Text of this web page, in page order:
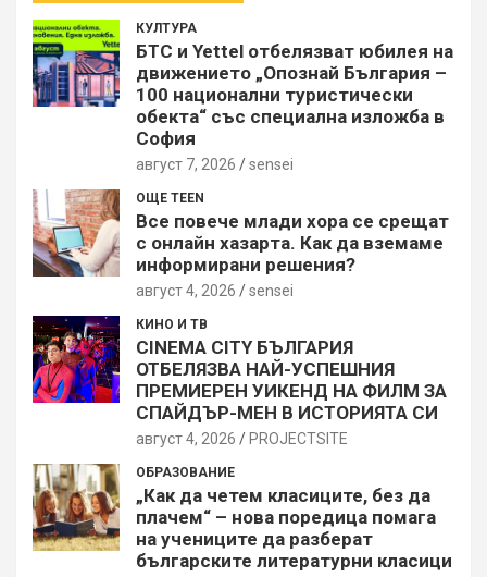
КУЛТУРА
БТС и Yettel отбелязват юбилея на
движението „Опознай България –
100 национални туристически
обекта“ със специална изложба в
София
август 7, 2026 sensei
ОЩЕ TEEN
Все повече млади хора се срещат
с онлайн хазарта. Как да вземаме
информирани решения?
август 4, 2026 sensei
КИНО И ТВ
CINEMA CITY БЪЛГАРИЯ
ОТБЕЛЯЗВА НАЙ-УСПЕШНИЯ
ПРЕМИЕРЕН УИКЕНД НА ФИЛМ ЗА
СПАЙДЪР-МЕН В ИСТОРИЯТА СИ
август 4, 2026 PROJECTSITЕ
ОБРАЗОВАНИЕ
„Как да четем класиците, без да
плачем“ – нова поредица помага
на учениците да разберат
българските литературни класици